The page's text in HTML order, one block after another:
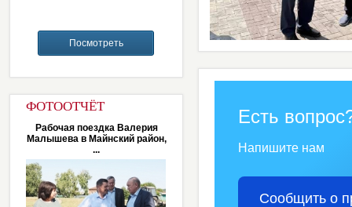
ФОТООТЧЁТ
Рабочая поездка Валерия
Малышева в Майнский район,
...
Есть
Напишите нам
Сообщить о